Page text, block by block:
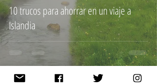
10 trucos para ahorrar en un viaje a
Islandia